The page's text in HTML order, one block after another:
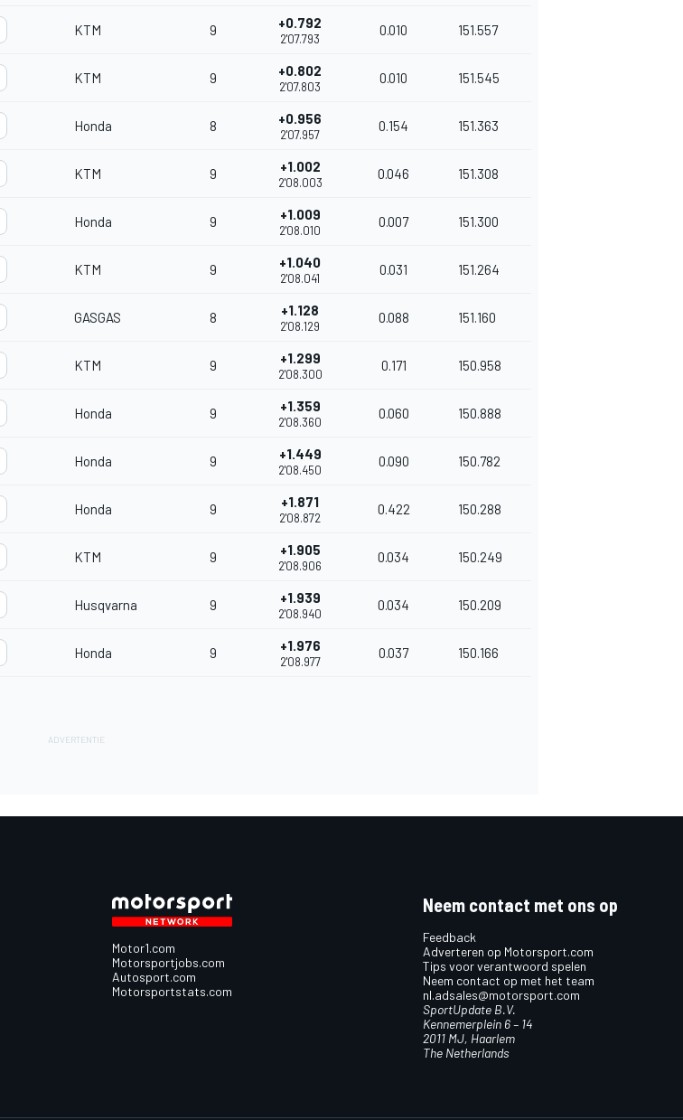
KTM 9 +0.792
2'07.793
0.010 151.557
KTM 9 +0.802
2'07.803
0.010 151.545
Honda 8 +0.956
2'07.957
0.154 151.363
KTM 9 +1.002
2'08.003
0.046 151.308
Honda 9 +1.009
2'08.010
0.007 151.300
KTM 9 +1.040
2'08.041
0.031 151.264
GASGAS 8 +1.128
2'08.129
0.088 151.160
KTM 9 +1.299
2'08.300
0.171 150.958
Honda 9 +1.359
2'08.360
0.060 150.888
Honda 9 +1.449
2'08.450
0.090 150.782
Honda 9 +1.871
2'08.872
0.422 150.288
KTM 9 +1.905
2'08.906
0.034 150.249
Husqvarna 9 +1.939
2'08.940
0.034 150.209
Honda 9 +1.976
2'08.977
0.037 150.166
Motor1.com
Motorsportjobs.com
Autosport.com
Motorsportstats.com
Neem contact met ons op
Feedback
Adverteren op Motorsport.com
Tips voor verantwoord spelen
Neem contact op met het team
nl.adsales@motorsport.com
SportUpdate B.V.
Kennemerplein 6 – 14
2011 MJ, Haarlem
The Netherlands